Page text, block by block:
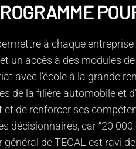
à chaque
et un accès à des modules
avec l’école à la grande
de la filière automobile et
et de renforcer ses
décisionnaires, car “20
général de TECAL est ravi